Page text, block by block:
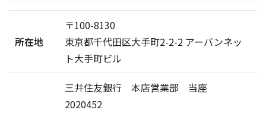
所在地
〒100-8130
東京都千代田区大手町2-2-2 アーバンネッ
ト大手町ビル
三井住友銀行 本店営業部 当座
2020452